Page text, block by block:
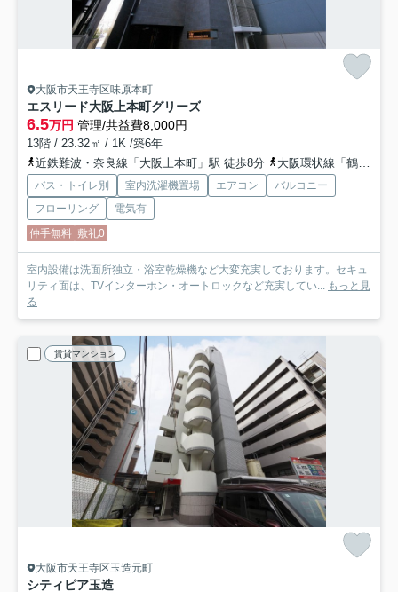
大阪市天王寺区味原本町
エスリード大阪上本町グリーズ
6.5万円 管理/共益費8,000円
13階 / 23.32㎡ / 1K /築6年
近鉄難波・奈良線「大阪上本町」駅 徒歩8分
大阪環状線「鶴橋」駅 徒歩11分
バス・トイレ別 室内洗濯機置場 エアコン
バルコニー
フローリング
電気有
仲手無料 敷礼0
室内設備は洗面所独立・浴室乾燥機など大変充実しております。セキュ
リティ面は、TVインターホン・オートロックなど充実してい... もっと見
る
賃貸マンション
大阪市天王寺区玉造元町
シティピア玉造